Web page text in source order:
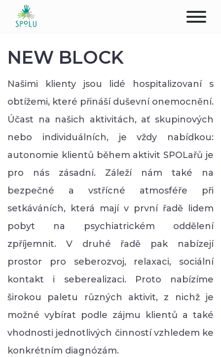
DONATE
PLACES
CLIENTS
PROFESSIONALS
NEW BLOCK
Našimi klienty jsou lidé hospitalizovaní s
obtížemi, které přináší duševní onemocnění.
Účast na našich aktivitách, ať skupinových
nebo individuálních, je vždy nabídkou:
autonomie klientů během aktivit SPOLařů je
pro nás zásadní. Záleží nám také na
bezpečné a vstřícné atmosféře při
setkáváních, která mají v první řadě lidem
pobyt na psychiatrickém oddělení
zpříjemnit. V druhé řadě pak nabízejí
prostor pro seberozvoj, relaxaci, sociální
kontakt i seberealizaci. Proto nabízíme
širokou paletu různých aktivit, z nichž je
možné vybírat podle zájmu klientů a také
vhodnosti jednotlivých činností vzhledem ke
konkrétním diagnózám.